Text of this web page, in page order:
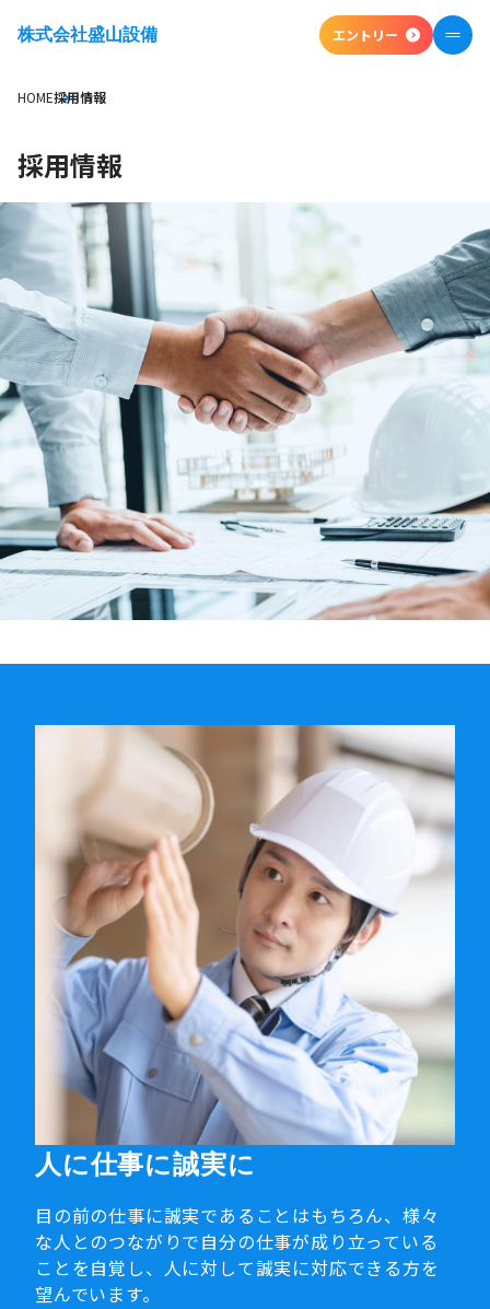
株式会社盛山設備
エントリー
エントリー
福利厚生
採用情報
HOME採用情報
採用情報
人に仕事に誠実に
目の前の仕事に誠実であることはもちろん、様々
な人とのつながりで自分の仕事が成り立っている
ことを自覚し、人に対して誠実に対応できる方を
望んでいます。